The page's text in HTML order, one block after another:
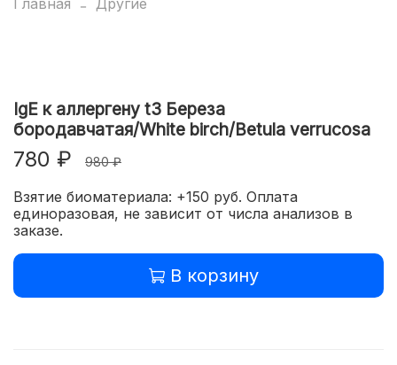
Главная Другие
IgE к аллергену t3 Береза
бородавчатая/White birch/Betula verrucosa
780 ₽ 980 ₽
Взятие биоматериала: +150 руб. Оплата
единоразовая, не зависит от числа анализов в
заказе.
В корзину